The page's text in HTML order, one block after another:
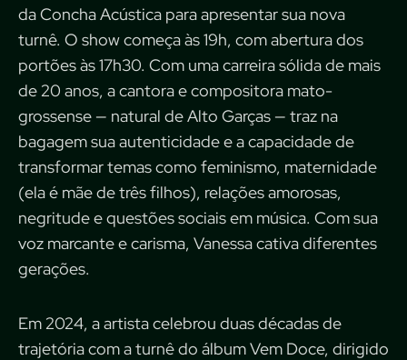
da Concha Acústica para apresentar sua nova
turnê. O show começa às 19h, com abertura dos
portões às 17h30. Com uma carreira sólida de mais
de 20 anos, a cantora e compositora mato-
grossense — natural de Alto Garças — traz na
bagagem sua autenticidade e a capacidade de
transformar temas como feminismo, maternidade
(ela é mãe de três filhos), relações amorosas,
negritude e questões sociais em música. Com sua
voz marcante e carisma, Vanessa cativa diferentes
gerações.
Em 2024, a artista celebrou duas décadas de
trajetória com a turnê do álbum Vem Doce, dirigido